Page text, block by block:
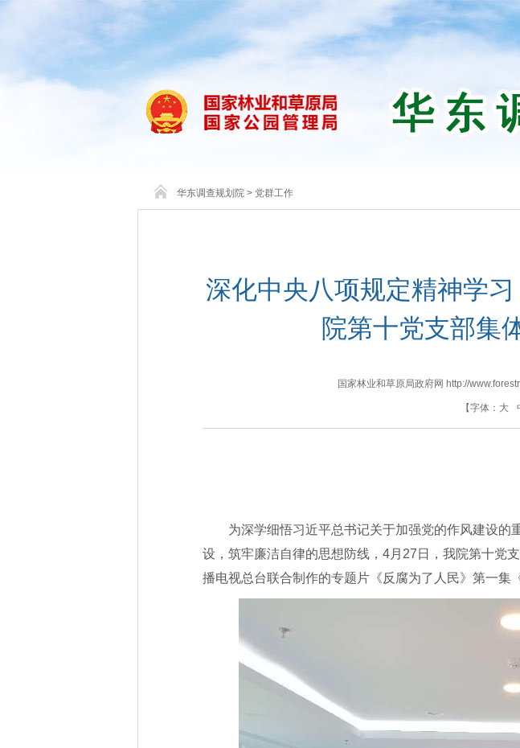
华东调查规划院 > 党群工作
深化中央八项规定精神学
院第十党支部集
国家林业和草原局政府网 http://
【字体： 大
为深学细悟习近平总书记关于加强党的作风建设
设，筑牢廉洁自律的思想防线，4月27日，我院第十党
播电视总台联合制作的专题片《反腐为了人民》第一集